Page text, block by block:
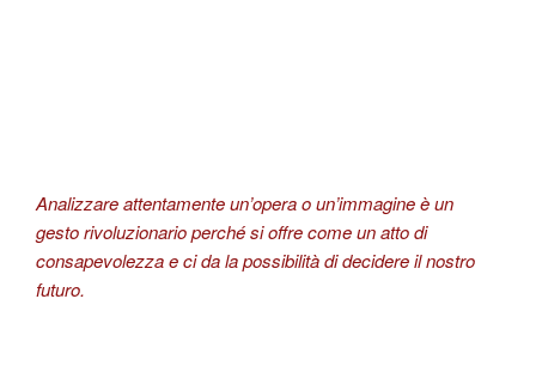
Analizzare attentamente un’opera o un’immagine è un
gesto rivoluzionario perché si offre come un atto di
consapevolezza e ci da la possibilità di decidere il nostro
futuro.